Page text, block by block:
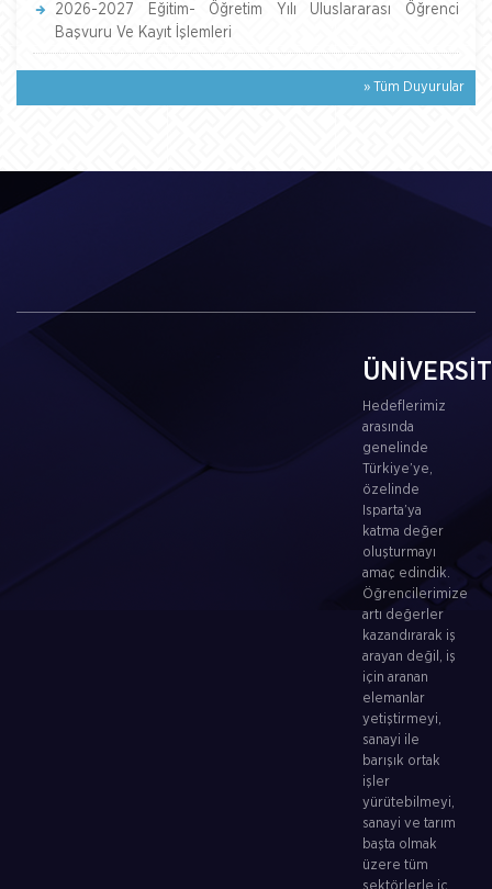
2026-2027 Eğitim- Öğretim Yılı Uluslararası Öğrenci
Başvuru Ve Kayıt İşlemleri
» Tüm Duyurular
Hedeflerimiz
arasında
genelinde
Türkiye’ye,
özelinde
Isparta’ya
katma değer
oluşturmayı
amaç edindik.
Öğrencilerimize
artı değerler
kazandırarak iş
arayan değil, iş
için aranan
elemanlar
yetiştirmeyi,
sanayi ile
barışık ortak
işler
yürütebilmeyi,
sanayi ve tarım
başta olmak
üzere tüm
sektörlerle iç